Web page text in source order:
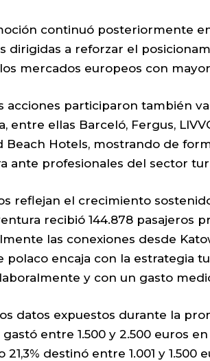
continuó posteriormente
dirigidas a reforzar el
mercados europeos con
acciones participaron también
entre ellas Barceló, Fergus,
Beach Hotels, mostrando de
ante profesionales del sector
reflejan el crecimiento
recibió 144.878 pasajeros
las conexiones desde
polaco encaja con la estrategia
y con un gasto
datos expuestos durante la
gastó entre 1.500 y 2.500 euros
21,3% destinó entre 1.001 y